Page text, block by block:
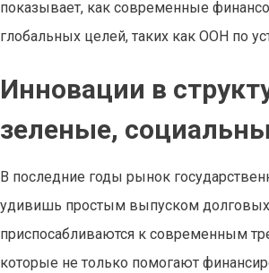
показывает, как современные
глобальных целей, таких как ООН по
Инновации в
зеленые,
В последние годы рынок
удивишь простым выпуском долговых
приспосабливаются к современным
которые не только помогают